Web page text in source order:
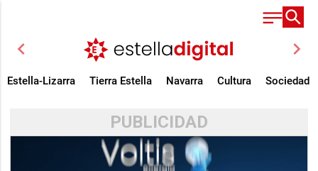
chevron_left chevron_right
Estella-Lizarra Tierra Estella Navarra Cultura Sociedad
PUBLICIDAD